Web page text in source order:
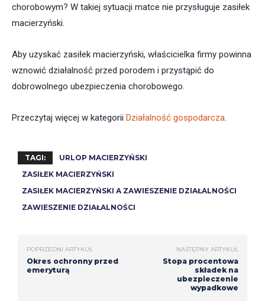
chorobowym? W takiej sytuacji matce nie przysługuje zasiłek
macierzyński.
Aby uzyskać zasiłek macierzyński, właścicielka firmy powinna
wznowić działalność przed porodem i przystąpić do
dobrowolnego ubezpieczenia chorobowego.
Przeczytaj więcej w kategorii Działalność gospodarcza.
TAGI:
URLOP MACIERZYŃSKI
ZASIŁEK MACIERZYŃSKI
ZASIŁEK MACIERZYŃSKI A ZAWIESZENIE DZIAŁALNOŚCI
ZAWIESZENIE DZIAŁALNOŚCI
POPRZEDNI ARTYKUŁ
Okres ochronny przed
emeryturą
NASTĘPNY ARTYKUŁ
Stopa procentowa
składek na
ubezpieczenie
wypadkowe